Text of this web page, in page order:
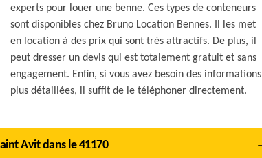
experts pour louer une benne. Ces types de conteneurs
sont disponibles chez Bruno Location Bennes. Il les met
en location à des prix qui sont très attractifs. De plus, il
peut dresser un devis qui est totalement gratuit et sans
engagement. Enfin, si vous avez besoin des informations
plus détaillées, il suffit de le téléphoner directement.
Avit dans le 41170